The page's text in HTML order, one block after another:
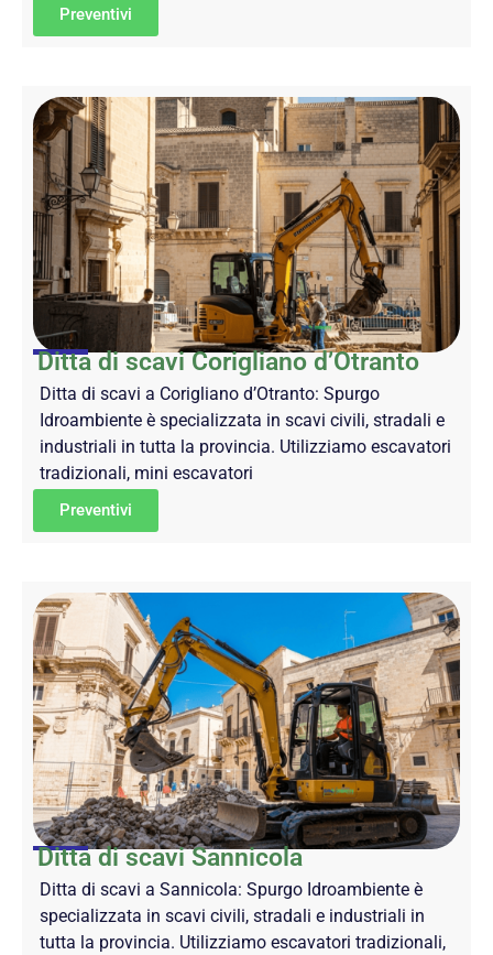
Preventivi
Ditta di scavi Corigliano d’Otranto
Ditta di scavi a Corigliano d’Otranto: Spurgo
Idroambiente è specializzata in scavi civili, stradali e
industriali in tutta la provincia. Utilizziamo escavatori
tradizionali, mini escavatori
Preventivi
Ditta di scavi Sannicola
Ditta di scavi a Sannicola: Spurgo Idroambiente è
specializzata in scavi civili, stradali e industriali in
tutta la provincia. Utilizziamo escavatori tradizionali,